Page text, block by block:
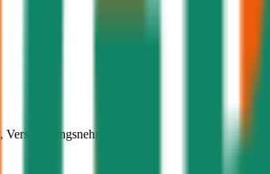
, Versicherungsnehmer 30 Jahre